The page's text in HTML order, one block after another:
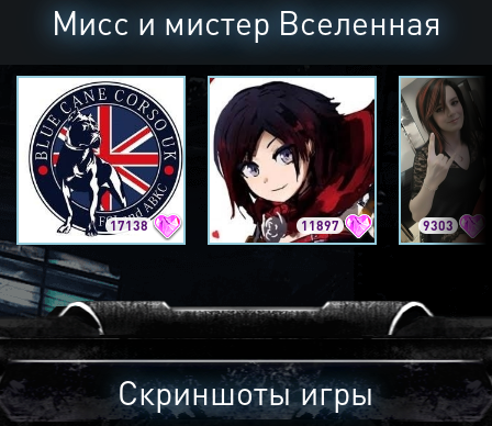
Мисс и мистер Вселенная
17138 11897 9303
Скриншоты игры